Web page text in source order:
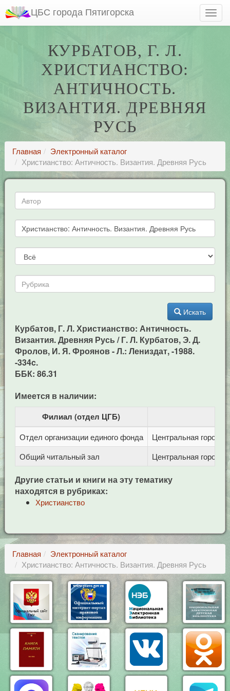
ЦБС города Пятигорска
КУРБАТОВ, Г. Л.
ХРИСТИАНСТВО:
АНТИЧНОСТЬ.
ВИЗАНТИЯ. ДРЕВНЯЯ
РУСЬ
Главная
Электронный каталог
Христианство: Античность. Византия. Древняя Русь
Искать
Курбатов, Г. Л. Христианство: Античность.
Византия. Древняя Русь / Г. Л. Курбатов, Э. Д.
Фролов, И. Я. Фроянов - Л.: Лениздат, -1988.
-334c.
ББК: 86.31
Имеется в наличии:
Филиал (отдел ЦГБ)
Отдел организации единого фонда
Центральная
Общий читальный зал
Центральная
Другие статьи и книги на эту тематику
находятся в рубриках:
Христианство
Главная
Электронный каталог
Христианство: Античность. Византия. Древняя Русь